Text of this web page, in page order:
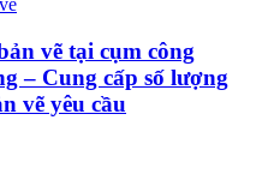
vẽ tại cụm công
– Cung cấp số lượng
vẽ yêu cầu